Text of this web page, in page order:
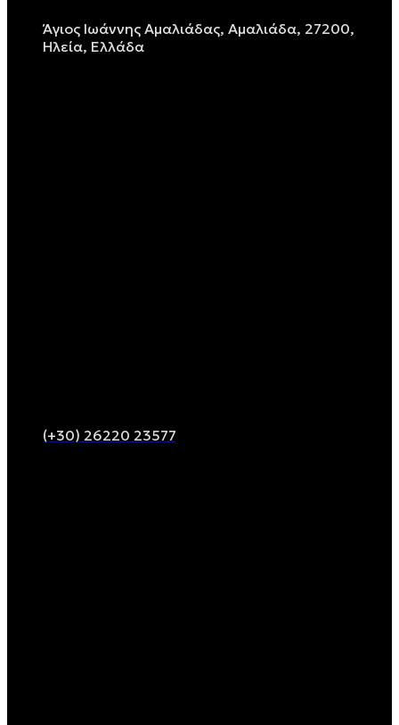
Άγιος Ιωάννης Αμαλιάδας, Αμαλιάδα, 27200,
Ηλεία, Ελλάδα
(+30) 26220 23577